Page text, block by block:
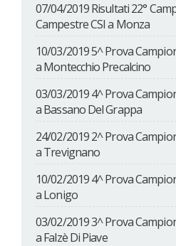
07/04/2019 Risultati 22°
Campestre CSI a Monza
10/03/2019 5^ Prova
a Montecchio Precalcino
03/03/2019 4^ Prova
a Bassano Del Grappa
24/02/2019 2^ Prova
a Trevignano
10/02/2019 4^ Prova
a Lonigo
03/02/2019 3^ Prova
a Falzè Di Piave